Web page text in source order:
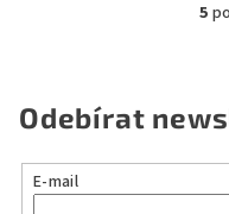
5
Odebírat
E-mail